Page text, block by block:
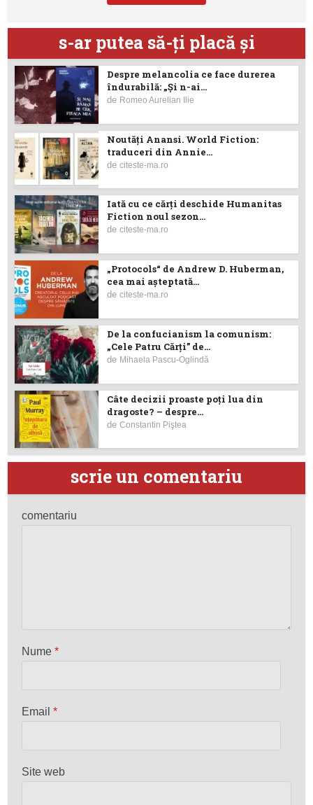
s-ar putea să-ţi placă şi
Despre melancolia ce face durerea
îndurabilă: „Și n-ai...
de Romeo Aurelian Ilie
Noutăţi Anansi. World Fiction:
traduceri din Annie...
deciteste-ma.ro
Iată cu ce cărţi deschide Humanitas
Fiction noul sezon...
deciteste-ma.ro
„Protocols“ de Andrew D. Huberman,
cea mai așteptată...
deciteste-ma.ro
De la confucianism la comunism:
„Cele Patru Cărți” de...
de Mihaela Pascu-Oglindă
Câte decizii proaste poţi lua din
dragoste? – despre...
deConstantin Piştea
scrie un comentariu
comentariu
Nume*
Email*
Site web